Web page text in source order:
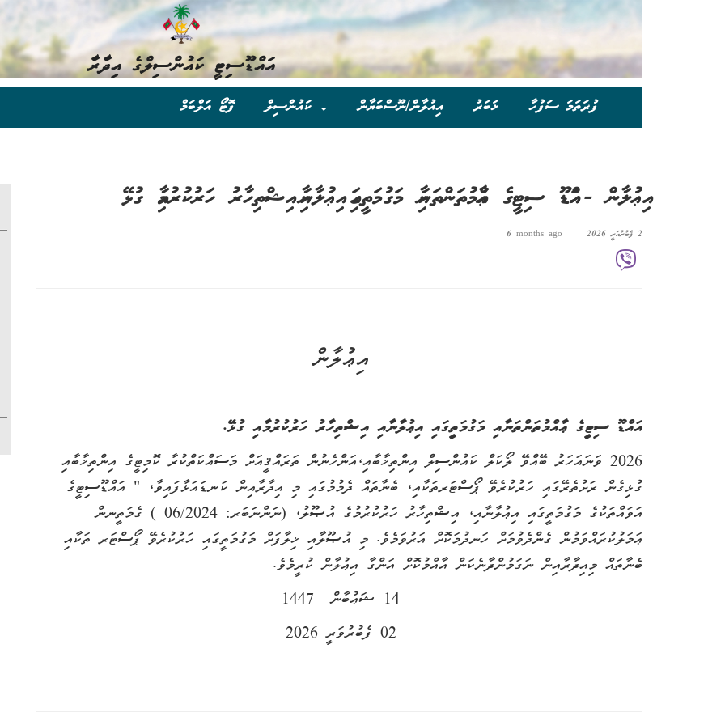
އައްޑޫސިޓީ ކައުންސިލްގެ އިދާރާ
ފުރަތަމަ ސަފުހާ ޚަބަރު އިއުލާން/ނޫސްބަޔާން ފޮޓޯ އަލްބަމް
އިޢުލާން - އައްޑޫ ސިޓީގެ ޢާއްމުތަންތަނާއި މަގުމަތީގައި އިޢުލާނާއި އިޝްތިހާރު ހަރުކުރުމާއި ގުޅޭ
2 ފެބުރުއަރީ 2026 6 months ago
އިޢުލާން
އައްޑޫ ސިޓީގެ ޢާއްމުތަންތަނާއި މަގުމަތީގައި އިޢުލާނާއި އިޝްތިހާރު ހަރުކުރުމާއި ގުޅޭ.
2026 ވަނައަހަރު ބޭއްވޭ ލޯކަލް ކައުންސިލް އިންތިޚާބާއި،އަންހެނުން ތަރައްޤީއަށް މަސައްކަތްކުރާ ކޮމިޓީގެ އިންތިޚާބާއި
ގުޅިގެން ރަށުތެރޭގައި ހަރުކުރެވޭ ޕޯސްޓަރތަކާއި، ބެނާތައް ދެމުމުގައި މި އިދާރާއިން ކަނޑައަޅާފައިވާ، " އައްޑޫސިޓީގެ
އަވައްތަކުގެ މަގުމަތީގައި އިޢުލާނާއި، އިޝްތިހާރު ހަރުކުރުމުގެ އުޞޫލު، (ނަންނަބަރ: 06/2024 ) ގެމަތީނން
ޢަމަލުކުރައްވަމުން ގެންދެވުމަށް ހަނދުމަކޮށް އަރުވަމެވެ. މި އުޞޫލާއި ޚިލާފަށް މަގުމަތީގައި ހަރުކުރެވޭ ޕޯސްޓަރ ތަކާއި
ބެނާތައް މިއިދާރާއިން ނަގަމުންދާނެކަން އާއްމުކޮށް އަންގާ އިޢުލާން ކުރީމެވެ.
14 ޝަޢުބާން 1447
02 ފެބުރުވަރީ 2026